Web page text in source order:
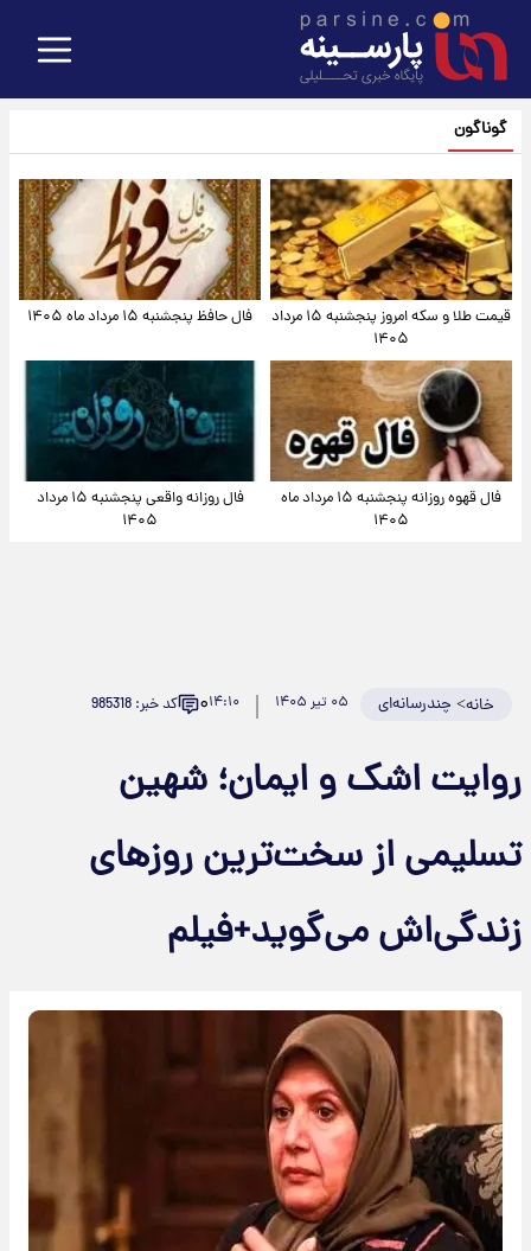
گوناگون
قیمت طلا و سکه امروز پنجشنبه ۱۵ مرداد
۱۴۰۵
فال حافظ پنجشنبه ۱۵ مرداد ماه ۱۴۰۵
فال قهوه روزانه پنجشنبه ۱۵ مرداد ماه
۱۴۰۵
فال روزانه واقعی پنجشنبه ۱۵ مرداد
۱۴۰۵
خانه> چندرسانه‌ای ۰۵ تیر ۱۴۰۵ ۱۴:۱۰۰ کد خبر: 985318
روایت اشک و ایمان؛ شهین
تسلیمی از سخت‌ترین روزهای
زندگی‌اش می‌گوید+فیلم